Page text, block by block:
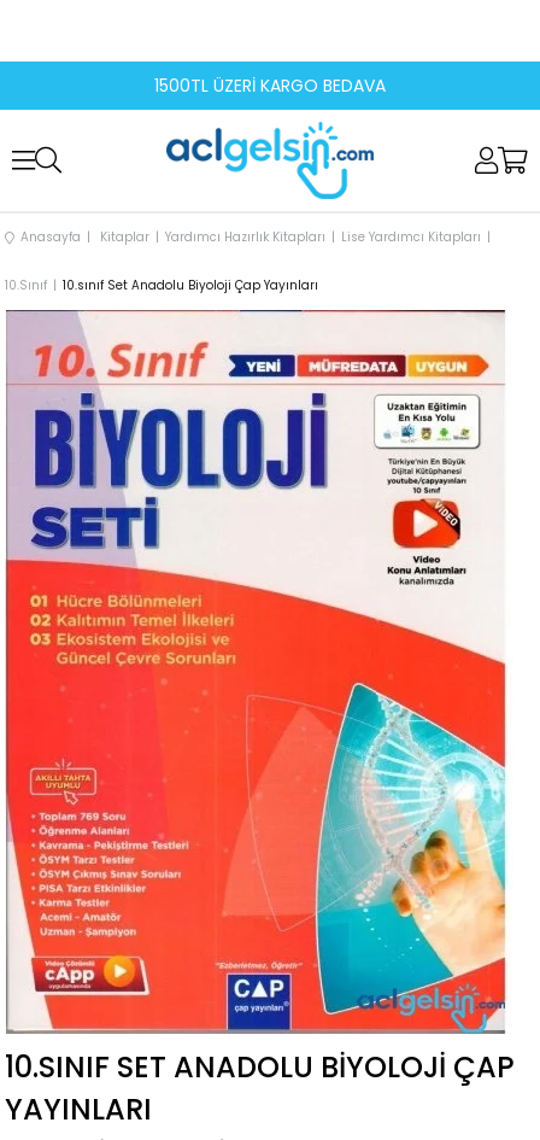
1500TL ÜZERİ KARGO BEDAVA
Anasayfa Kitaplar Yardımcı Hazırlık Kitapları Lise Yardımcı Kitapları
10.Sınıf 10.sınıf Set Anadolu Biyoloji Çap Yayınları
10.SINIF SET ANADOLU BIYOLOJI ÇAP
YAYINLARI